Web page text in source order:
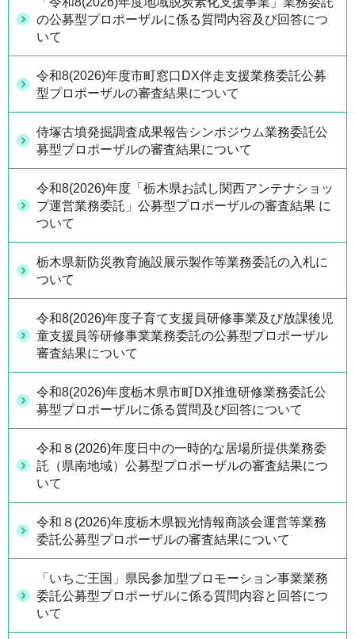
の公募型プロポーザルに係る質問内容及び回答につ
いて
令和8(2026)年度市町窓口DX伴走支援業務委託公募
型プロポーザルの審査結果について
侍塚古墳発掘調査成果報告シンポジウム業務委託公
募型プロポーザルの審査結果について
令和8(2026)年度「栃木県お試し関西アンテナショッ
プ運営業務委託」公募型プロポーザルの審査結果 に
ついて
栃木県新防災教育施設展示製作等業務委託の入札に
ついて
令和8(2026)年度子育て支援員研修事業及び放課後児
童支援員等研修事業業務委託の公募型プロポーザル
審査結果について
令和8(2026)年度栃木県市町DX推進研修業務委託公
募型プロポーザルに係る質問及び回答について
令和８(2026)年度日中の一時的な居場所提供業務委
託（県南地域）公募型プロポーザルの審査結果につ
いて
令和８(2026)年度栃木県観光情報商談会運営等業務
委託公募型プロポーザルの審査結果について
「いちご王国」県民参加型プロモーション事業業務
委託公募型プロポーザルに係る質問内容と回答につ
いて